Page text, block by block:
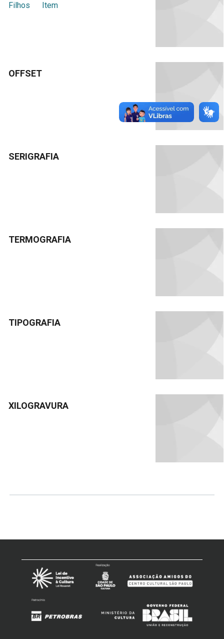
Filhos Item
OFFSET
SERIGRAFIA
TERMOGRAFIA
TIPOGRAFIA
XILOGRAVURA